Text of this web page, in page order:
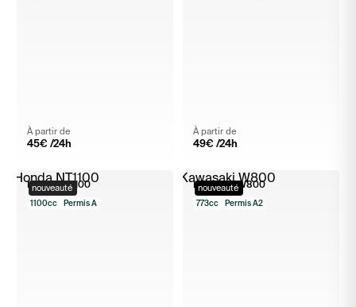
À partir de
45€ /24h
À partir de
49€ /24h
Honda NT1100
nouveauté
1100cc Permis A
Kawasaki W800
nouveauté
773cc Permis A2